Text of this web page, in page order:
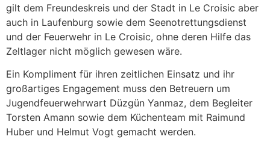
gilt dem Freundeskreis und der Stadt in Le Croisic aber
auch in Laufenburg sowie dem Seenotrettungsdienst
und der Feuerwehr in Le Croisic, ohne deren Hilfe das
Zeltlager nicht möglich gewesen wäre.
Ein Kompliment für ihren zeitlichen Einsatz und ihr
großartiges Engagement muss den Betreuern um
Jugendfeuerwehrwart Düzgün Yanmaz, dem Begleiter
Torsten Amann sowie dem Küchenteam mit Raimund
Huber und Helmut Vogt gemacht werden.